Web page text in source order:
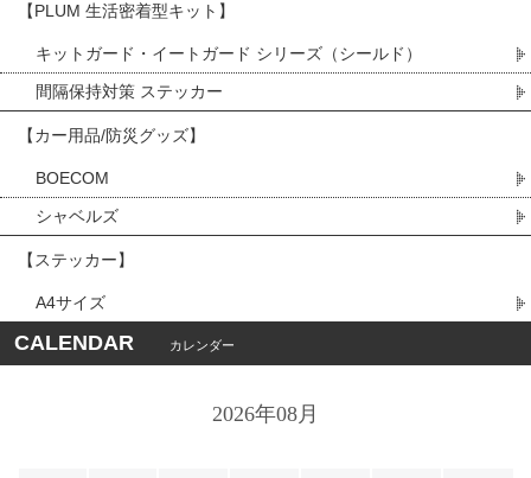
【PLUM 生活密着型キット】
キットガード・イートガード シリーズ（シールド）
間隔保持対策 ステッカー
【カー用品/防災グッズ】
BOECOM
シャベルズ
【ステッカー】
A4サイズ
CALENDAR カレンダー
2026年08月